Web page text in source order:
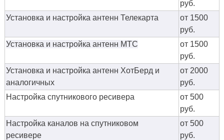
руб.
Установка и настройка антенн Телекарта
от 1500
руб.
Установка и настройка антенн МТС
от 1500
руб.
Установка и настройка антенн ХотБерд и
аналогичных
от 2000
руб.
Настройка спутникового ресивера
от 500
руб.
Настройка каналов на спутниковом
ресивере
от 500
руб.